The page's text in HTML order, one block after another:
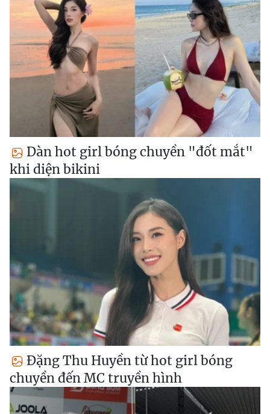
Dàn hot girl bóng chuyền "đốt mắt"
khi diện bikini
Đặng Thu Huyền từ hot girl bóng
chuyền đến MC truyền hình